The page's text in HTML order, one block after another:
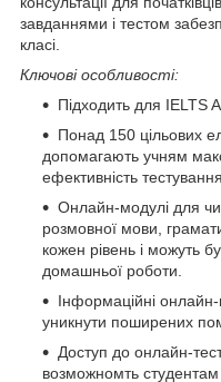
завданнями і тестом
класі.
Ключові особливості:
Підходить для IELTS
Понад 150 цільових
допомагають учням
ефективність
Онлайн-модулі для
розмовної мови,
кожен рівень і можуть
домашньої роботи.
Інформаційні
уникнути поширених
Доступ до онлайн-
возможномть